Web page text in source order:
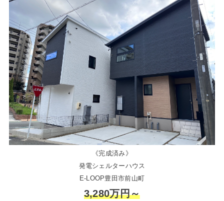
《完成済み》
発電シェルターハウス
E-LOOP豊田市前山町
3,280万円～